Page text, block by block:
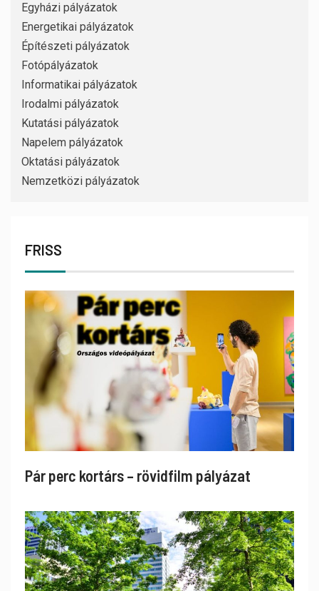
Egyházi pályázatok
Energetikai pályázatok
Építészeti pályázatok
Fotópályázatok
Informatikai pályázatok
Irodalmi pályázatok
Kutatási pályázatok
Napelem pályázatok
Oktatási pályázatok
Nemzetközi pályázatok
FRISS
Pár perc kortárs – rövidfilm pályázat